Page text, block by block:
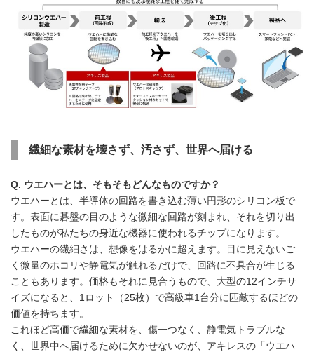
繊細な素材を壊さず、汚さず、世界へ届ける
Q. ウエハーとは、そもそもどんなものですか？
ウエハーとは、半導体の回路を書き込む薄い円形のシリコン板で
す。表面に碁盤の目のような微細な回路が刻まれ、それを切り出
したものが私たちの身近な機器に使われるチップになります。
ウエハーの繊細さは、想像をはるかに超えます。目に見えないご
く微量のホコリや静電気が触れるだけで、回路に不具合が生じる
こともあります。価格もそれに見合うもので、大型の12インチサ
イズになると、1ロット（25枚）で高級車1台分に匹敵するほどの
価値を持ちます。
これほど高価で繊細な素材を、傷一つなく、静電気トラブルな
く、世界中へ届けるために欠かせないのが、アキレスの「ウエハ